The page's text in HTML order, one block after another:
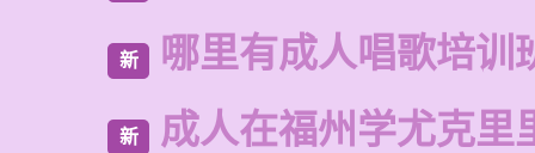
新 哪里有成人唱歌培训
新 成人在福州学尤克里